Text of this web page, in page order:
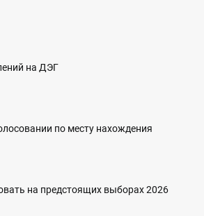
на ДЭГ
по месту нахождения
на предстоящих выборах 2026